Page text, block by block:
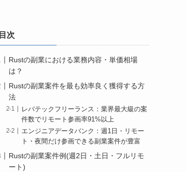
目次
Rustの副業における業務内容・単価相場
は？
Rustの副業案件を最も効率良く獲得する方
法
レバテックフリーランス：業界最大級の案
件数でリモート参画率91%以上
エンジニアデータバンク：週1日・リモー
ト・夜間だけ参画できる副業案件が豊富
Rustの副業案件例(週2日・土日・フルリモ
ート)